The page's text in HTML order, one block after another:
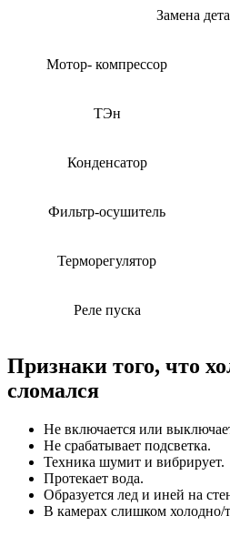
Замена
Мотор- компрессор
ТЭн
Конденсатор
Фильтр-осушитель
Терморегулятор
Реле пуска
Признаки того, что
сломался
Не включается или
Не срабатывает подсветка.
Техника шумит и вибрирует.
Протекает вода.
Образуется лед и иней на
В камерах слишком холодно/